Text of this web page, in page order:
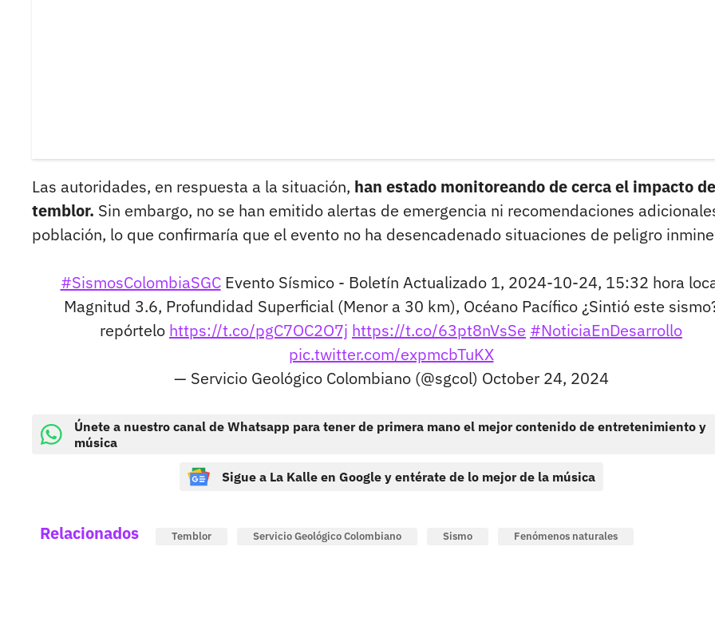
Las autoridades, en respuesta a la situación, han estado monitoreando de cerca el impacto
temblor. Sin embargo, no se han emitido alertas de emergencia ni recomendaciones
población, lo que confirmaría que el evento no ha desencadenado situaciones de peligro
#SismosColombiaSGCEvento Sísmico - Boletín Actualizado 1, 2024-10-24, 15:32 hora
Magnitud 3.6, Profundidad Superficial (Menor a 30 km), Océano Pacífico ¿Sintió este
repórtelo https://t.co/pgC7OC2O7j https://t.co/63pt8nVsSe #NoticiaEnDesarrollo
pic.twitter.com/expmcbTuKX
— Servicio Geológico Colombiano (@sgcol) October 24, 2024
Únete a nuestro canal de Whatsapp para tener de primera mano el mejor contenido de entretenimiento y
música
Sigue a La Kalle en Google y entérate de lo mejor de la música
Relacionados Temblor Servicio Geológico Colombiano Sismo Fenómenos naturales